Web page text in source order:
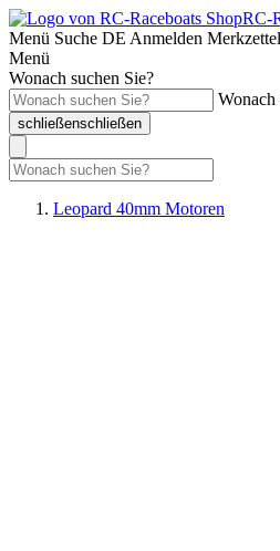
RC-
Menü Suche DE Anmelden Merkzettel
Menü
Wonach suchen Sie?
Wonach
schließenschließen
Leopard 40mm Motoren